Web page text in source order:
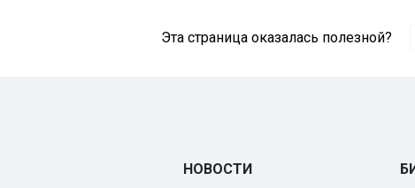
Эта страница оказалась полезной?
НОВОСТИ